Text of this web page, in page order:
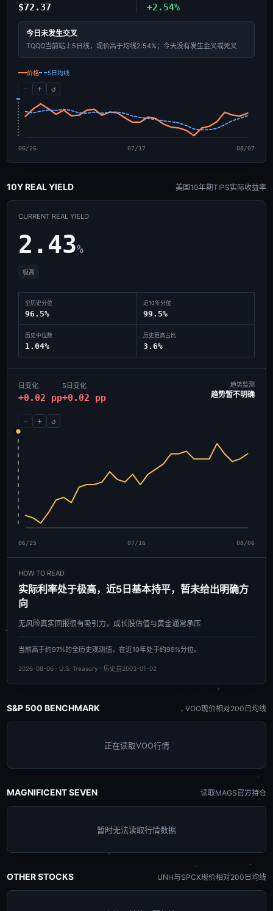
$72.37 +2.54%
今日未发生交叉
TQQQ当前站上5日线，现价高于均线2.54%；今天没有发生金叉或死叉
价格 5日均线
06/26 07/17 08/07
− + ↺
10Y REAL YIELD 美国10年期TIPS实际收益率
CURRENT REAL YIELD
2.43%
极高
全历史分位
96.5%
近10年分位
99.5%
历史中位数
1.04%
历史更高占比
3.6%
日变化
+0.02 pp
5日变化
+0.02 pp
趋势监测
趋势暂不明确
06/25 07/16 08/06
− + ↺
HOW TO READ
实际利率处于极高，近5日基本持平，暂未给出明确方
向
无风险真实回报很有吸引力，成长股估值与黄金通常承压
当前高于约97%的全历史观测值，在近10年处于约99%分位。
2026-08-06 · U.S. Treasury · 历史自2003-01-02
S&P 500 BENCHMARK VOO现价相对200日均线
正在读取VOO行情
MAGNIFICENT SEVEN 读取MAGS官方持仓
暂时无法读取行情数据
OTHER STOCKS UNH与SPCX现价相对200日均线